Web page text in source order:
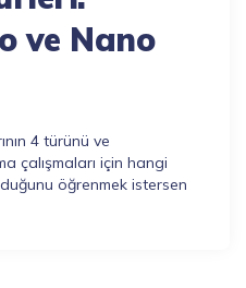
ve Nano
4 türünü ve
çalışmaları için hangi
öğrenmek istersen